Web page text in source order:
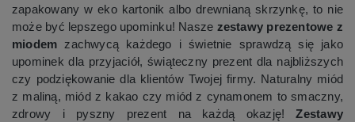
zapakowany w eko kartonik albo drewnianą skrzynkę, to nie
może być lepszego upominku! Nasze zestawy prezentowe z
miodem zachwycą każdego i świetnie sprawdzą się jako
upominek dla przyjaciół, świąteczny prezent dla najbliższych
czy podziękowanie dla klientów Twojej firmy. Naturalny miód
z maliną, miód z kakao czy miód z cynamonem to smaczny,
zdrowy i pyszny prezent na każdą okazję!Zestawy